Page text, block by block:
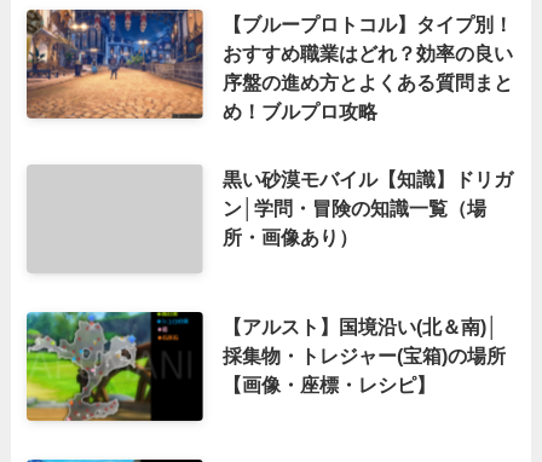
【ブループロトコル】タイプ別！
おすすめ職業はどれ？効率の良い
序盤の進め方とよくある質問まと
め！ブルプロ攻略
黒い砂漠モバイル【知識】ドリガ
ン│学問・冒険の知識一覧（場
所・画像あり）
【アルスト】国境沿い(北＆南)│
採集物・トレジャー(宝箱)の場所
【画像・座標・レシピ】